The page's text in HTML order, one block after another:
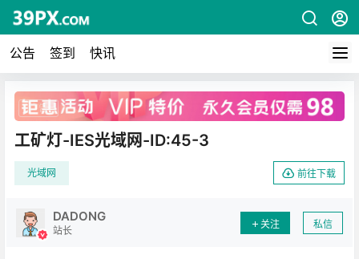
公告 签到 快讯
广告
工矿灯-IES光域网-ID:45-3
光域网 前往下载
DADONG
站长
关注 私信